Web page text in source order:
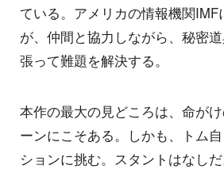
ている。アメリカの情報機関IMF
が、仲間と協力しながら、秘密
張って難題を解決する。
本作の最大の見どころは、命が
ーンにこそある。しかも、トム
ションに挑む。スタントはなしだ